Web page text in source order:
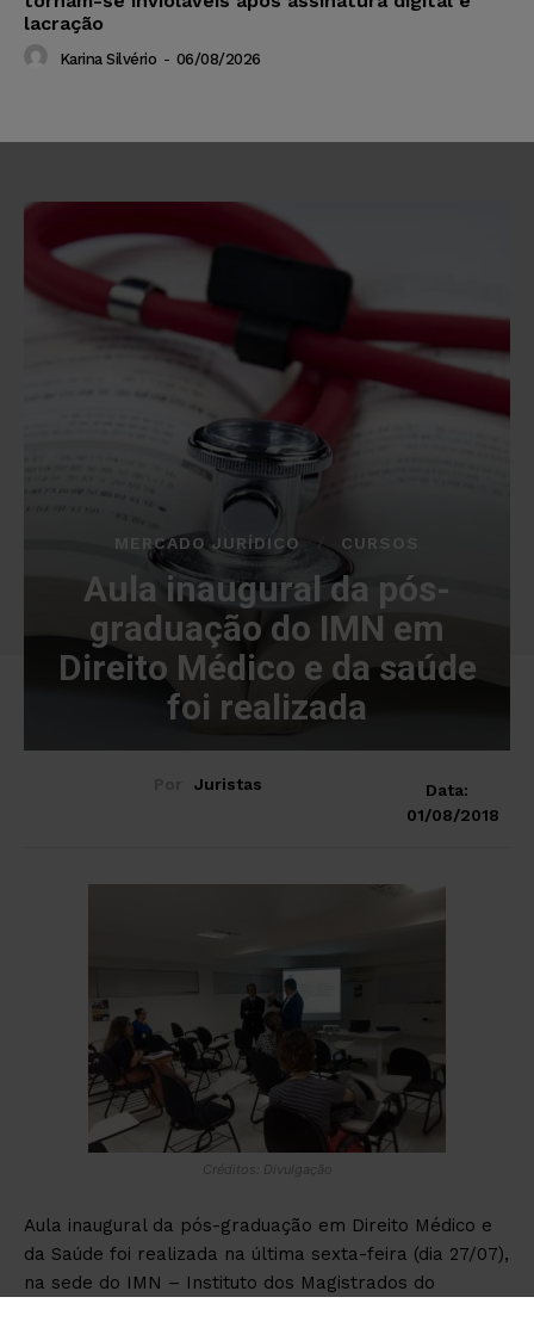
lacração
Karina Silvério - 06/08/2026